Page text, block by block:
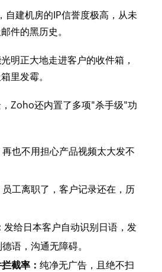
自建机房的IP信誉度极高，从未
件的黑历史。
明正大地走进客户的收件箱，
里发霉。
Zoho还内置了多项"杀手级"功
再也不用担心产品视频太大发不
员工离职了，客户记录还在，历
发给日本客户自动识别日语，发
语，沟通无障碍。
截率：纯净无广告，且绝不扫